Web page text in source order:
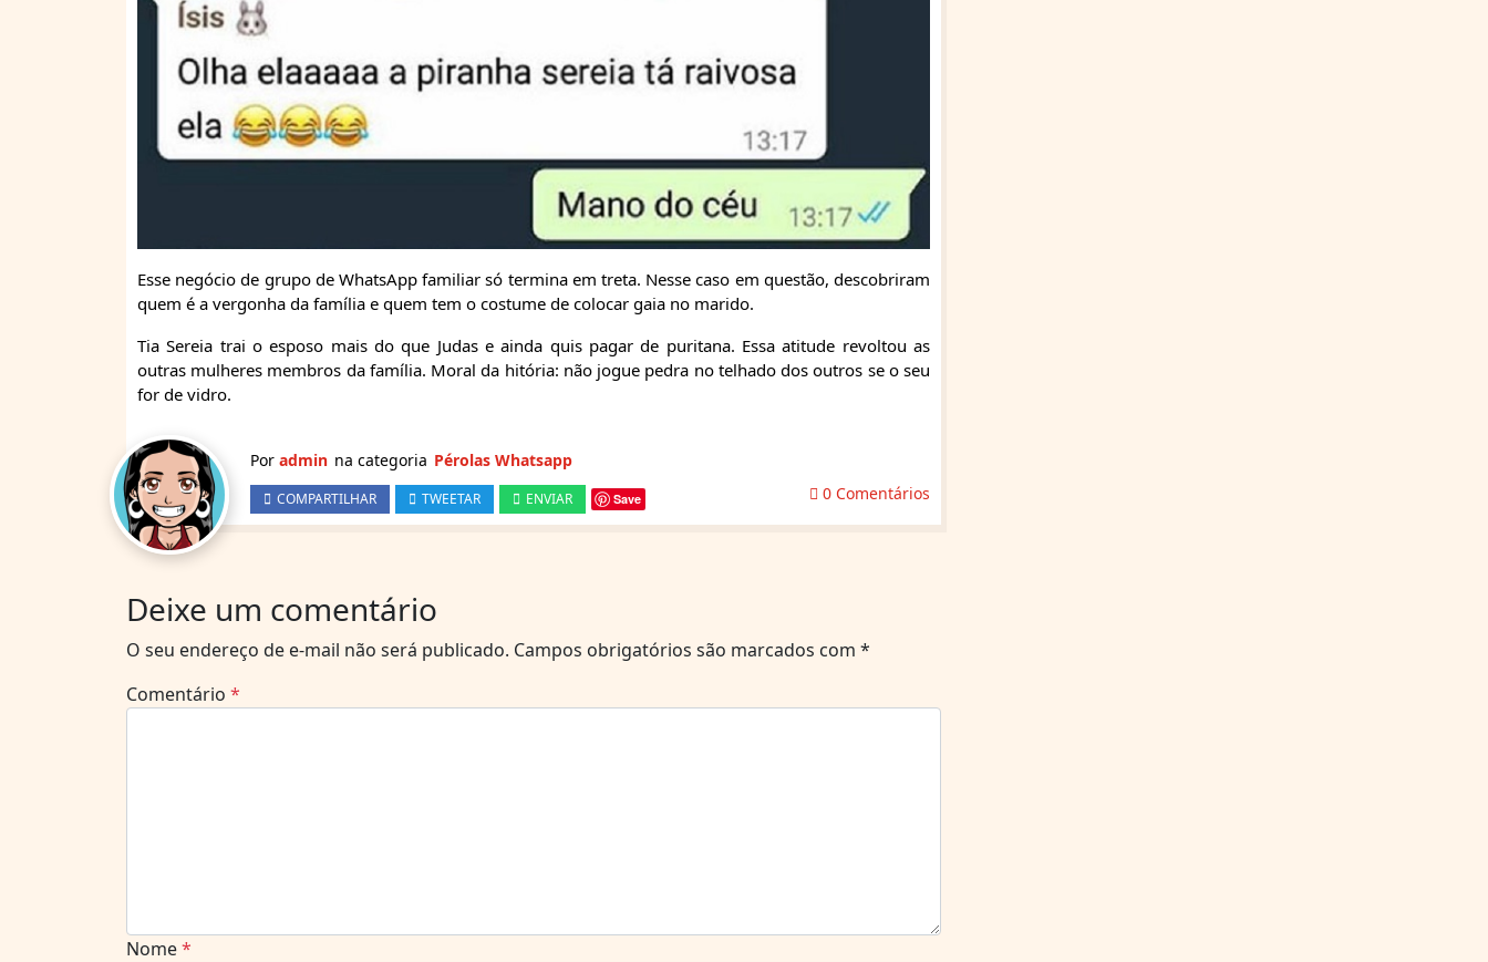
Esse negócio de grupo de WhatsApp familiar só termina em treta. Nesse caso em questão, descobriram
quem é a vergonha da família e quem tem o costume de colocar gaia no marido.
Tia Sereia trai o esposo mais do que Judas e ainda quis pagar de puritana. Essa atitude revoltou as
outras mulheres membros da família. Moral da hitória: não jogue pedra no telhado dos outros se o seu
for de vidro.
Por admin na categoria Pérolas Whatsapp
COMPARTILHAR TWEETAR ENVIAR Save 0 Comentários
Deixe um comentário
O seu endereço de e-mail não será publicado. Campos obrigatórios são marcados com *
Comentário *
Nome*